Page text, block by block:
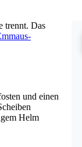
trennt. Das
und einen
Helm